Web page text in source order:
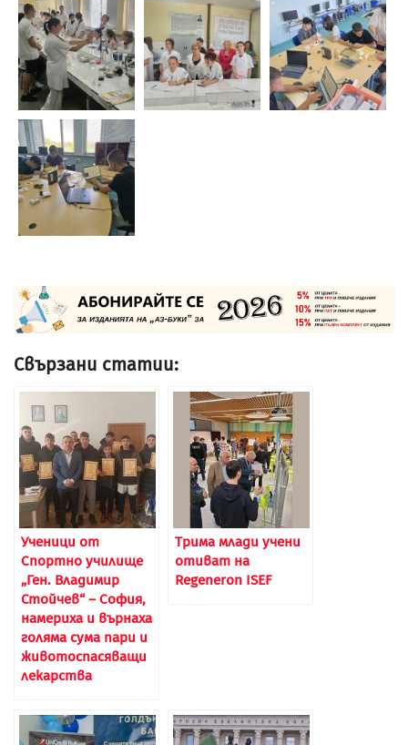
Свързани статии:
Ученици от
Спортно училище
„Ген. Владимир
Стойчев“ – София,
намериха и върнаха
голяма сума пари и
животоспасяващи
лекарства
Трима млади учени
отиват на
Regeneron ISEF